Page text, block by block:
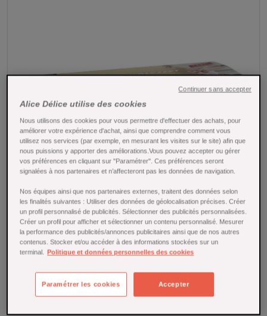
Tap to expand
54x26.5cm - Starpak
Alice Délice utilise des cookies
Nous utilisons des cookies pour vous permettre d'effectuer des achats, pour
améliorer votre expérience d'achat, ainsi que comprendre comment vous
utilisez nos services (par exemple, en mesurant les visites sur le site) afin que
nous puissions y apporter des améliorations.Vous pouvez accepter ou gérer
vos préférences en cliquant sur "Paramétrer". Ces préférences seront
signalées à nos partenaires et n’affecteront pas les données de navigation.
Nos équipes ainsi que nos partenaires externes, traitent des données selon
les finalités suivantes : Utiliser des données de géolocalisation précises. Créer
un profil personnalisé de publicités. Sélectionner des publicités personnalisées.
Créer un profil pour afficher et sélectionner un contenu personnalisé. Mesurer
la performance des publicités/annonces publicitaires ainsi que de nos autres
contenus. Stocker et/ou accéder à des informations stockées sur un
terminal. Politique et données personnelles des cookies
Accepter
Paramétrer les cookies
Continuer sans accepter